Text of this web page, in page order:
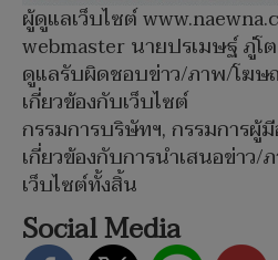
ผู้ดูแลเว็บไซต์
webmaster นายปรเมษฐ์ ภู่โต
ดูแลรับผิดชอบข่าว/ภาพ/โฆ
เกี่ยวข้องกับเว็บไซต์
กรรมการบริษัทฯ, กรรมการผู้
เกี่ยวข้องกับการนำเสนอข่าว
เว็บไซต์ทั้งสิ้น
Social Media